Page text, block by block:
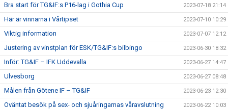
Bra start för TG&IF:s P16-lag i Gothia Cup 2023-07-18 21:14
Här är vinnarna i Vårtipset 2023-07-10 10:29
Viktig information 2023-07-07 12:12
Justering av vinstplan för ESK/TG&IF:s bilbingo 2023-06-30 18:32
Inför: TG&IF – IFK Uddevalla 2023-06-27 14:47
Ulvesborg 2023-06-27 08:48
Målen från Götene IF – TG&IF 2023-06-23 12:30
Oväntat besök på sex- och sjuåringarnas våravslutning 2023-06-22 10:03